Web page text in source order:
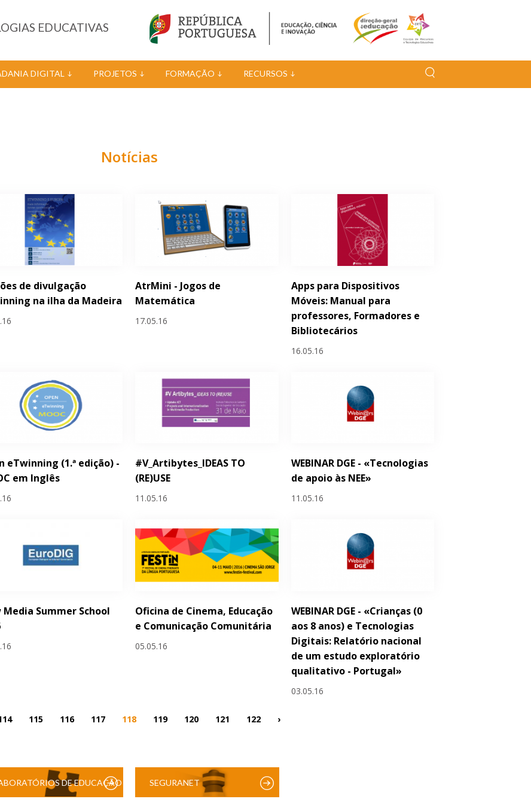
EDUCATIVAS
DIGITAL PROJETOS FORMAÇÃO RECURSOS
Notícias
de divulgação
na ilha da Madeira
AtrMini - Jogos de
Matemática
17.05.16
Apps para Dispositivos
Móveis: Manual para
professores, Formadores e
Bibliotecários
16.05.16
eTwinning (1.ª edição) -
em Inglês
#V_Artibytes_IDEAS TO
(RE)USE
11.05.16
WEBINAR DGE - «Tecnologias
de apoio às NEE»
11.05.16
Media Summer School
Oficina de Cinema, Educação
e Comunicação Comunitária
05.05.16
WEBINAR DGE - «Crianças (0
aos 8 anos) e Tecnologias
Digitais: Relatório nacional
de um estudo exploratório
qualitativo - Portugal»
03.05.16
115 116 117 118 119 120 121 122 ›
DE EDUCAÇÃO SEGURANET